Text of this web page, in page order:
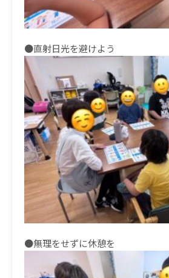
●直射日光を避けよう
●無理をせずに休憩を